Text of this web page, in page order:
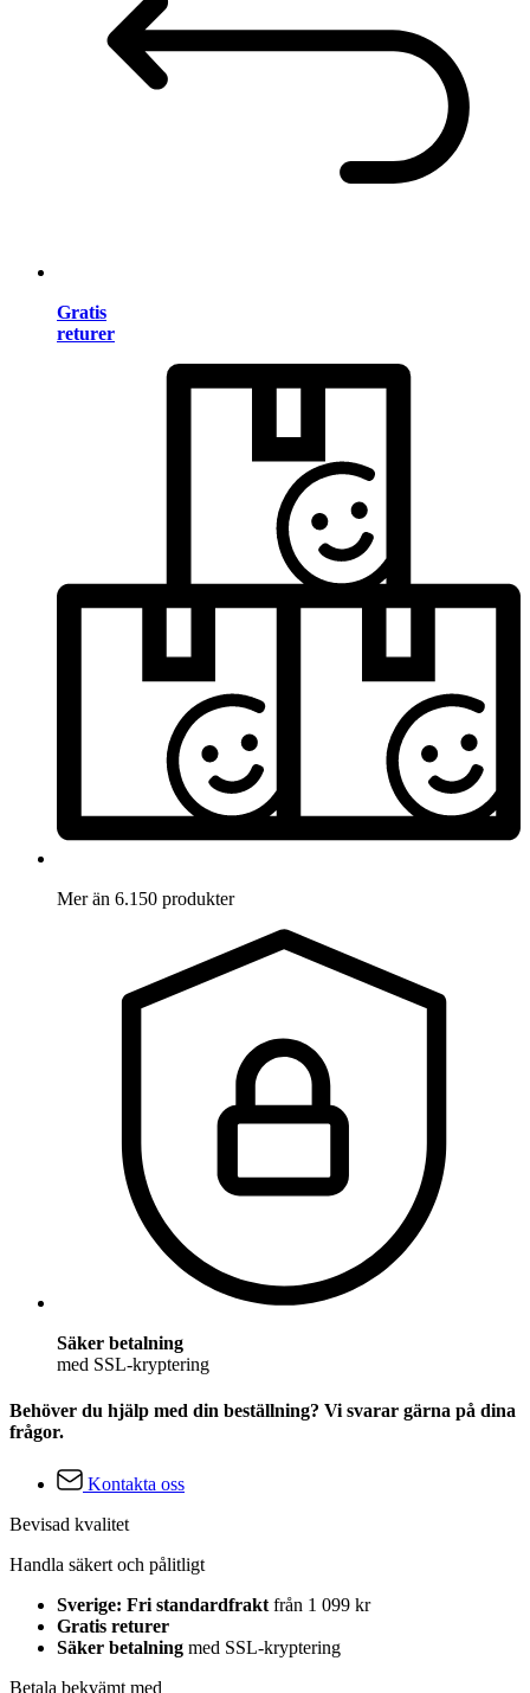
Gratis
returer
Mer än 6.150 produkter
Säker betalning
med SSL-kryptering
Behöver du hjälp med din beställning? Vi svarar gärna på dina
frågor.
Kontakta oss
Bevisad kvalitet
Handla säkert och pålitligt
Sverige: Fri standardfrakt från 1 099 kr
Gratis returer
Säker betalning med SSL-kryptering
Betala bekvämt med